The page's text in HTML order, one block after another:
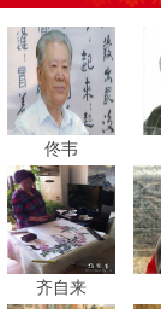
佟韦
齐自来